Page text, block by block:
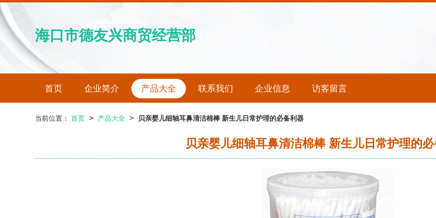
海口市德友兴商贸经营部
首页 企业简介 产品大全 联系我们 企业信息 访客留言
当前位置： 首页 > 产品大全 > 贝亲婴儿细轴耳鼻清洁棉棒 新生儿日常护理的必备利器
贝亲婴儿细轴耳鼻清洁棉棒 新生儿日常护理的